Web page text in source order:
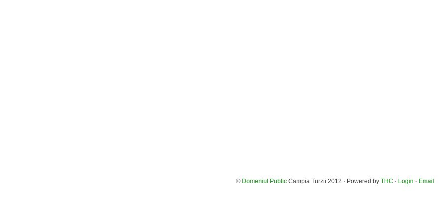
© Domeniul Public Campia Turzii 2012 · Powered by THC · Login · Email